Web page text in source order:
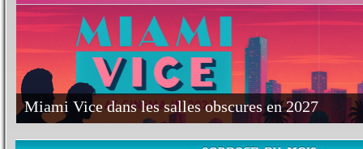
Miami Vice dans les salles obscures en 2027